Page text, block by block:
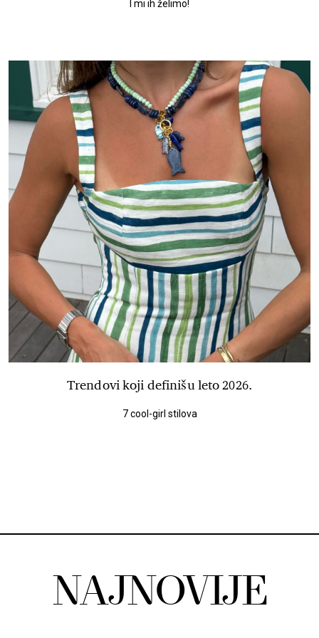
I mi ih želimo!
Trendovi koji definišu leto 2026.
7 cool-girl stilova
NAJNOVIJE